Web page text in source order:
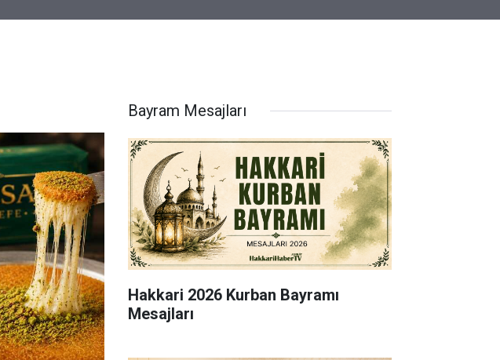
Bayram Mesajları
Hakkari 2026 Kurban Bayramı
Mesajları